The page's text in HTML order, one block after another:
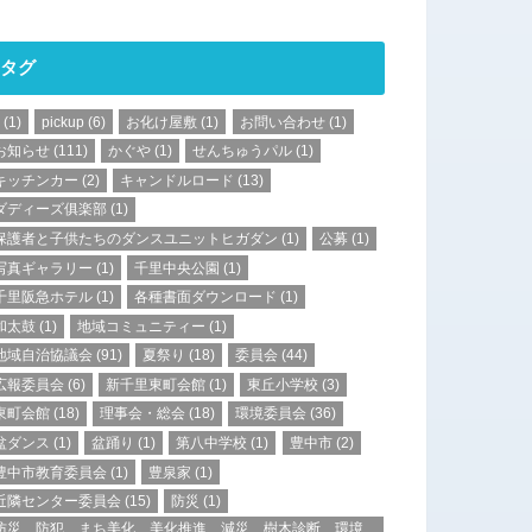
タグ
(1) pickup (6) お化け屋敷 (1) お問い合わせ(1)
知らせ (111) かぐや (1) せんちゅうパル (1)
ッチンカー (2) キャンドルロード (13)
ディーズ俱楽部 (1)
護者と子供たちのダンスユニットヒガダン (1) 公募 (1)
真ギャラリー (1) 千里中央公園 (1)
里阪急ホテル (1) 各種書面ダウンロード (1)
太鼓 (1) 地域コミュニティー (1)
域自治協議会 (91) 夏祭り (18) 委員会 (44)
報委員会 (6) 新千里東町会館 (1) 東丘小学校 (3)
町会館 (18) 理事会・総会 (18) 環境委員会 (36)
ダンス (1) 盆踊り (1) 第八中学校 (1) 豊中市(2)
中市教育委員会 (1) 豊泉家 (1)
隣センター委員会 (15) 防災 (1)
災、防犯、まち美化、美化推進、減災、樹木診断、環境